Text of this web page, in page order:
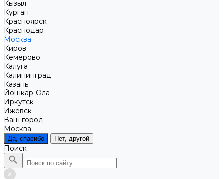
Кызыл
Курган
Красноярск
Краснодар
Москва
Киров
Кемерово
Калуга
Калининград
Казань
Йошкар-Ола
Иркутск
Ижевск
Ваш город
Москва
Да, спасибо Нет, другой
Поиск